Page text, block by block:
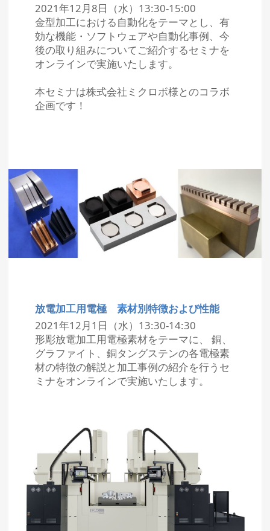
2021年12月8日（水）13:30-15:00
金型加工における自動化をテーマとし、有
効な機能・ソフトウェアや自動化事例、今
後の取り組みについてご紹介するセミナを
オンラインで実施いたします。
本セミナは株式会社ミクロボ様とのコラボ
企画です！
放電加工用電極 素材別特徴および性能
2021年12月1日（水）13:30-14:30
形彫放電加工用電極素材をテーマに、 銅、
グラファイト、銅タングステンの各電極素
材の特徴の解説と加工事例の紹介を行うセ
ミナをオンラインで実施いたします。